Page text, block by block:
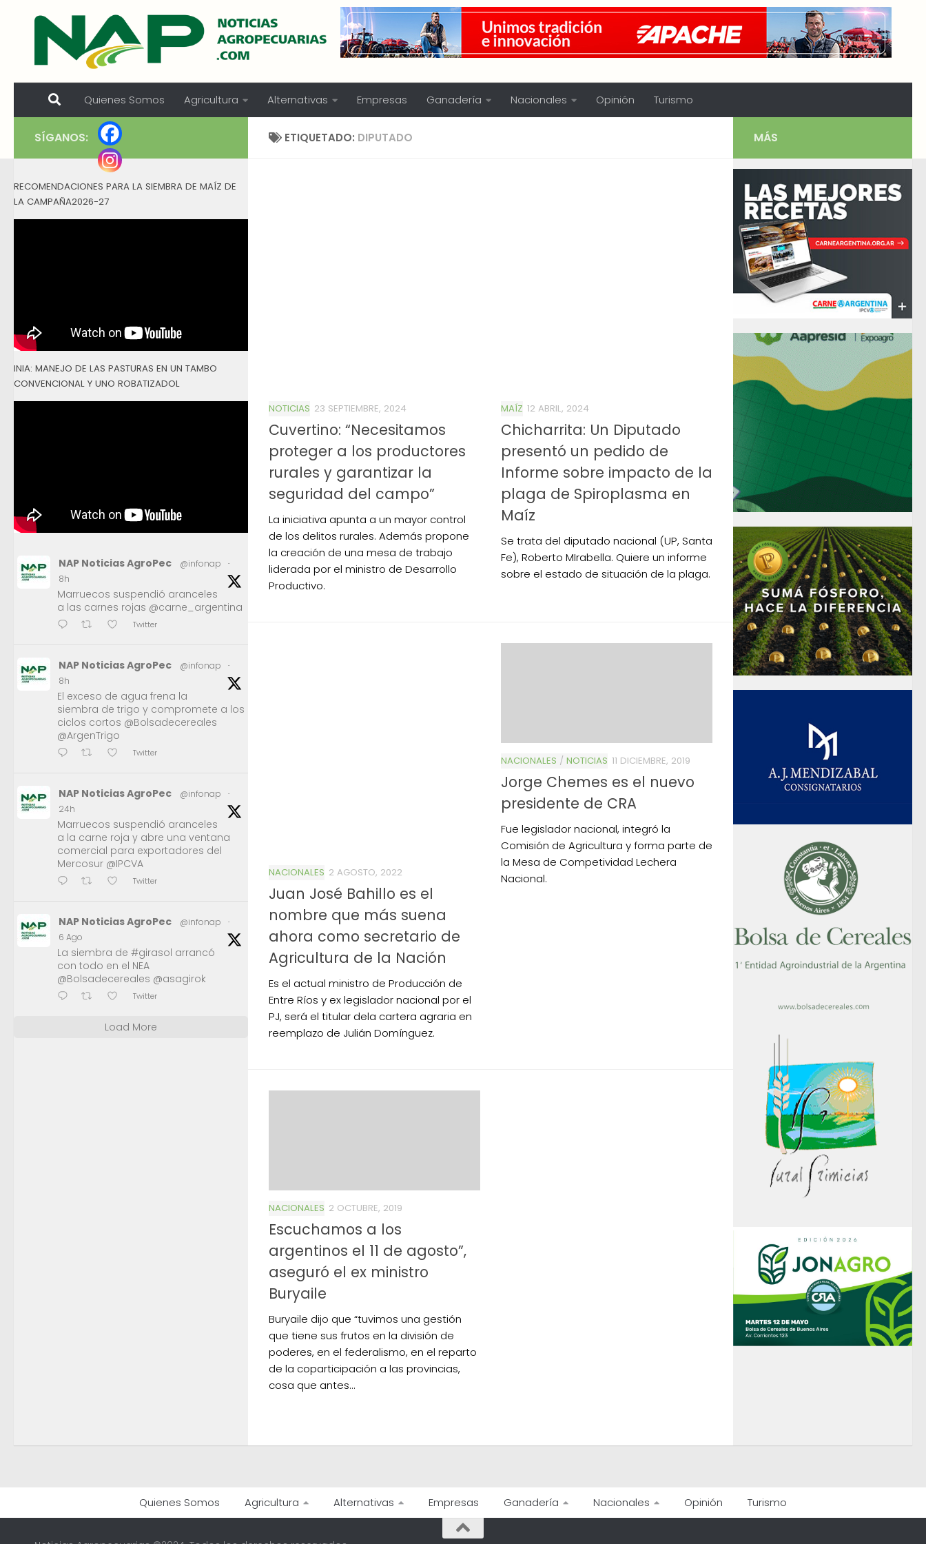
Skip to content
Quienes Somos Agricultura Alternativas Empresas Ganadería Nacionales Opinión Turismo
ETIQUETADO: DIPUTADO
NOTICIAS 23 SEPTIEMBRE, 2024
Cuvertino: “Necesitamos
proteger a los productores
rurales y garantizar la
seguridad del campo”
La iniciativa apunta a un mayor control
de los delitos rurales. Además propone
la creación de una mesa de trabajo
liderada por el ministro de Desarrollo
Productivo.
MAÍZ 12 ABRIL, 2024
Chicharrita: Un Diputado
presentó un pedido de
Informe sobre impacto de la
plaga de Spiroplasma en
Maíz
Se trata del diputado nacional (UP, Santa
Fe), Roberto MIrabella. Quiere un informe
sobre el estado de situación de la plaga.
NACIONALES 2 AGOSTO, 2022
Juan José Bahillo es el
nombre que más suena
ahora como secretario de
Agricultura de la Nación
Es el actual ministro de Producción de
Entre Ríos y ex legislador nacional por el
PJ, será el titular dela cartera agraria en
reemplazo de Julián Domínguez.
NACIONALES / NOTICIAS 11 DICIEMBRE, 2019
Jorge Chemes es el nuevo
presidente de CRA
Fue legislador nacional, integró la
Comisión de Agricultura y forma parte de
la Mesa de Competividad Lechera
Nacional.
NACIONALES 2 OCTUBRE, 2019
Escuchamos a los
argentinos el 11 de agosto”,
aseguró el ex ministro
Buryaile
Buryaile dijo que “tuvimos una gestión
que tiene sus frutos en la división de
poderes, en el federalismo, en el reparto
de la coparticipación a las provincias,
cosa que antes...
SÍGANOS:
RECOMENDACIONES PARA LA SIEMBRA DE MAÍZ DE
LA CAMPAÑA2026-27
INIA: MANEJO DE LAS PASTURAS EN UN TAMBO
CONVENCIONAL Y UNO ROBATIZADOL
NAP Noticias AgroPec @infonap
·
8h
Marruecos suspendió aranceles
a las carnes rojas @carne_argentina
Twitter
NAP Noticias AgroPec @infonap
·
8h
El exceso de agua frena la
siembra de trigo y compromete a los
ciclos cortos @Bolsadecereales
@ArgenTrigo
Twitter
NAP Noticias AgroPec @infonap
·
24h
Marruecos suspendió aranceles
a la carne roja y abre una ventana
comercial para exportadores del
Mercosur @IPCVA
Twitter
NAP Noticias AgroPec @infonap
·
6 Ago
La siembra de #girasol arrancó
con todo en el NEA
@Bolsadecereales @asagirok
Twitter
Load More
MÁS
Quienes Somos Agricultura Alternativas Empresas Ganadería Nacionales Opinión Turismo